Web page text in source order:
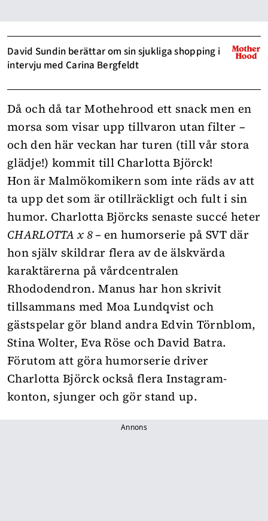
David Sundin berättar om sin sjukliga shopping i
intervju med Carina Bergfeldt
Då och då tar Mothehrood ett snack men en
morsa som visar upp tillvaron utan filter –
och den här veckan har turen (till vår stora
glädje!) kommit till Charlotta Björck!
Hon är Malmökomikern som inte räds av att
ta upp det som är otillräckligt och fult i sin
humor. Charlotta Björcks senaste succé heter
CHARLOTTA x 8 – en humorserie på SVT där
hon själv skildrar flera av de älskvärda
karaktärerna på vårdcentralen
Rhododendron. Manus har hon skrivit
tillsammans med Moa Lundqvist och
gästspelar gör bland andra Edvin Törnblom,
Stina Wolter, Eva Röse och David Batra.
Förutom att göra humorserie driver
Charlotta Björck också flera Instagram-
konton, sjunger och gör stand up.
Annons